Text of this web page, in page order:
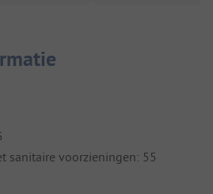
sanitaire voorzieningen: 55